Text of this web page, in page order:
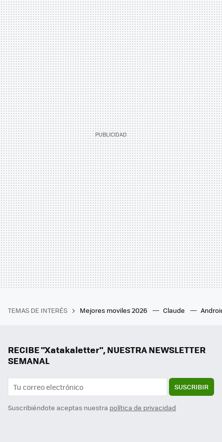
TEMAS DE INTERÉS Mejores moviles 2026 Claude
RECIBE "Xatakaletter", NUESTRA NEWSLETTER
SEMANAL
SUSCRIBIR
Suscribiéndote aceptas nuestra política de privacidad